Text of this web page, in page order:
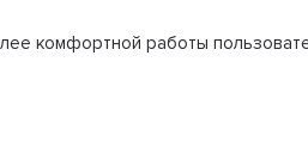
комфортной работы